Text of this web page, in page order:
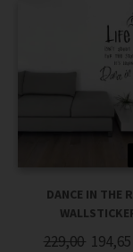
DANCE IN THE
229,00 194,65